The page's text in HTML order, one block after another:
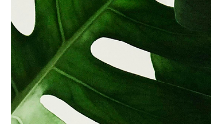
: vers plus de transparence
L’immobilier évolue rapidement grâce aux données
ouvertes et à l’ intelligence artificielle . Annonces
publiques, données géographiques et information
urbaine permettent aujourd’hui de mieux comprendre
les marchés, sans dépendre uniquement de l’expertise
traditionnelle. En combinant ces données avec des
algorithmes de machine learning , il devient possible
d’estimer les prix de location et de vente à grande
échelle, d’analyser les dynamiques spatiales des
marchés et de pro